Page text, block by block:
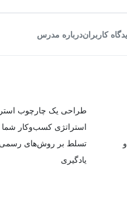
کاربراندرباره مدرس
طراحی یک چارچوب
استراتژی کسب‌وکار
تسلط بر روش‌های رسمی
یادگیری